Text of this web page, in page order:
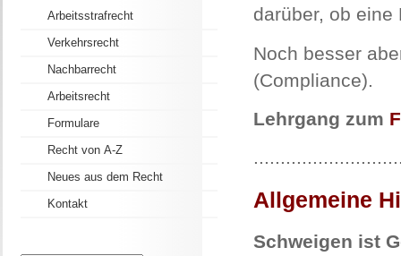
Arbeitsstrafrecht
Verkehrsrecht
Nachbarrecht
Arbeitsrecht
Formulare
Recht von A-Z
Neues aus dem Recht
Kontakt
darüber, ob
Noch besser
(Compliance).
Lehrgang zum
Allgemeine
Schweigen ist